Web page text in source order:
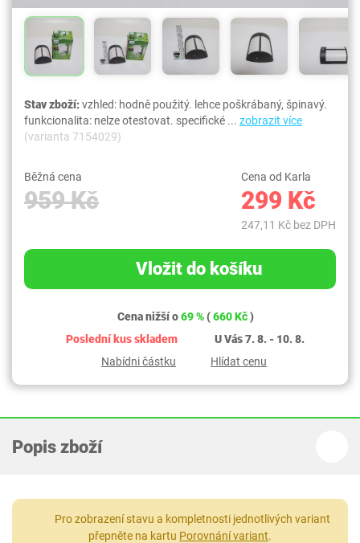
Stav zboží:vzhled: hodně použitý. lehce poškrábaný, špinavý.
funkcionalita: nelze otestovat. specifické ... zobrazit více
(varianta 7154029)
Běžná cena
959 Kč
Cena od Karla
299 Kč
247,11 Kč bez DPH
Vložit do košíku
Cena nižší o69 %(660 Kč)
Poslední kus skladem
U Vás 7. 8. - 10. 8.
Nabídni částku
Hlídat cenu
Popis zboží
Pro zobrazení stavu a kompletnosti jednotlivých variant
přepněte na kartu Porovnání variant.